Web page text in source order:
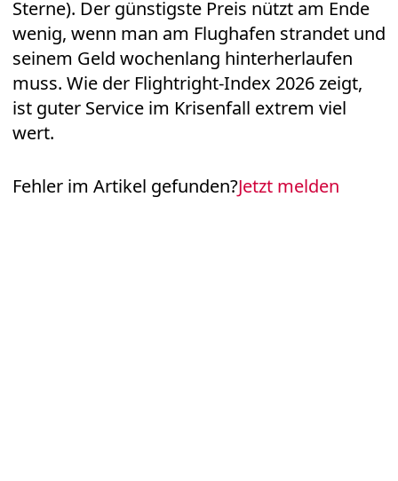
Sterne). Der günstigste Preis nützt am Ende
wenig, wenn man am Flughafen strandet und
seinem Geld wochenlang hinterherlaufen
muss. Wie der Flightright-Index 2026 zeigt,
ist guter Service im Krisenfall extrem viel
wert.
Fehler im Artikel gefunden?Jetzt melden